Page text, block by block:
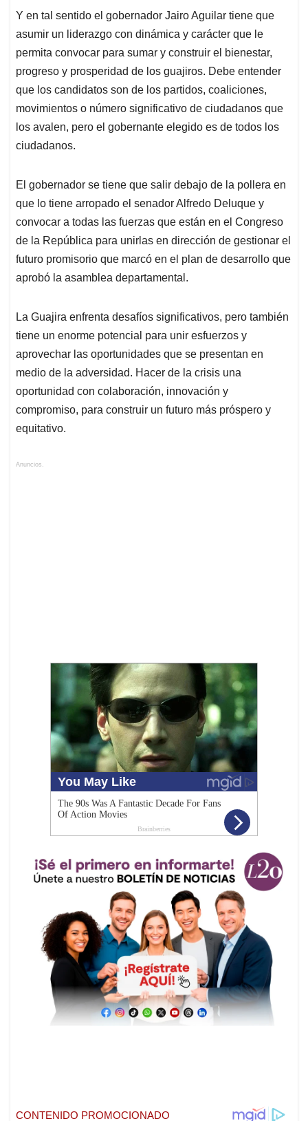
Y en tal sentido el gobernador Jairo Aguilar tiene que
asumir un liderazgo con dinámica y carácter que le
permita convocar para sumar y construir el bienestar,
progreso y prosperidad de los guajiros. Debe entender
que los candidatos son de los partidos, coaliciones,
movimientos o número significativo de ciudadanos que
los avalen, pero el gobernante elegido es de todos los
ciudadanos.
El gobernador se tiene que salir debajo de la pollera en
que lo tiene arropado el senador Alfredo Deluque y
convocar a todas las fuerzas que están en el Congreso
de la República para unirlas en dirección de gestionar el
futuro promisorio que marcó en el plan de desarrollo que
aprobó la asamblea departamental.
La Guajira enfrenta desafíos significativos, pero también
tiene un enorme potencial para unir esfuerzos y
aprovechar las oportunidades que se presentan en
medio de la adversidad. Hacer de la crisis una
oportunidad con colaboración, innovación y
compromiso, para construir un futuro más próspero y
equitativo.
Anuncios.